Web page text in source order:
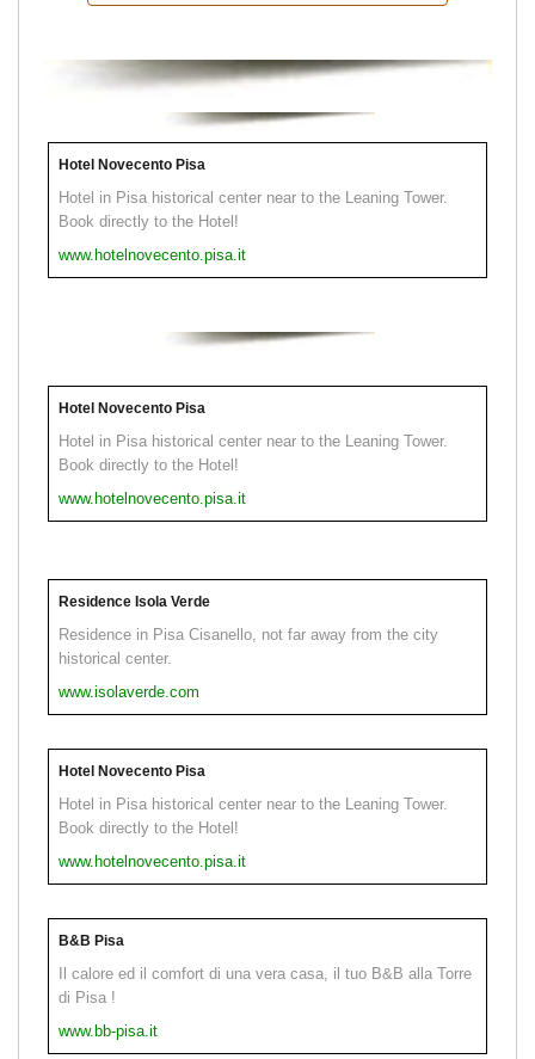
Hotel Novecento Pisa
Hotel in Pisa historical center near to the Leaning Tower.
Book directly to the Hotel!
www.hotelnovecento.pisa.it
Hotel Novecento Pisa
Hotel in Pisa historical center near to the Leaning Tower.
Book directly to the Hotel!
www.hotelnovecento.pisa.it
Residence Isola Verde
Residence in Pisa Cisanello, not far away from the city
historical center.
www.isolaverde.com
Hotel Novecento Pisa
Hotel in Pisa historical center near to the Leaning Tower.
Book directly to the Hotel!
www.hotelnovecento.pisa.it
B&B Pisa
Il calore ed il comfort di una vera casa, il tuo B&B alla Torre
di Pisa !
www.bb-pisa.it